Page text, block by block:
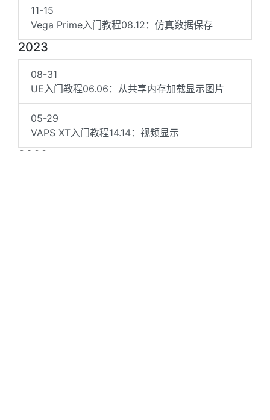
11-15
Vega Prime入门教程08.12：仿真数据保存
2023
08-31
UE入门教程06.06：从共享内存加载显示图片
05-29
VAPS XT入门教程14.14：视频显示
2022